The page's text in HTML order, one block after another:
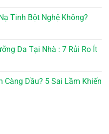
Tinh Bột Nghệ Không?
Da Tại Nhà : 7 Rủi Ro Ít
Càng Dầu? 5 Sai Lầm Khiến